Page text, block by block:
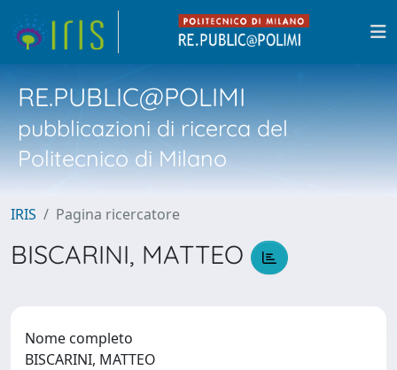
RE.PUBLIC@POLIMI
pubblicazioni di ricerca del
Politecnico di Milano
IRIS Pagina ricercatore
BISCARINI, MATTEO
Nome completo
BISCARINI, MATTEO